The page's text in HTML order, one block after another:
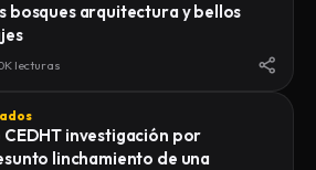
bosques arquitectura y bellos
lecturas
CEDHT investigación por
linchamiento de una